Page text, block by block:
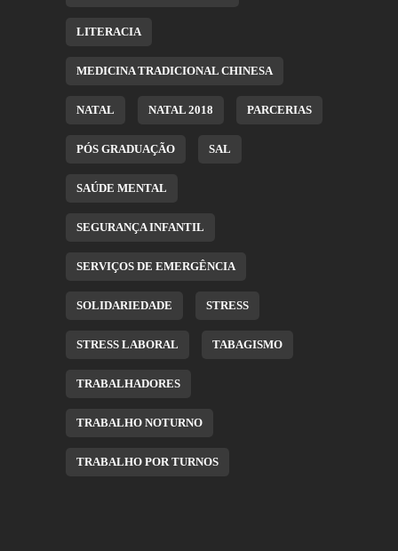
LITERACIA
MEDICINA TRADICIONAL CHINESA
NATAL NATAL 2018 PARCERIAS
PÓS GRADUAÇÃO SAL
SAÚDE MENTAL
SEGURANÇA INFANTIL
SERVIÇOS DE EMERGÊNCIA
SOLIDARIEDADE STRESS
STRESS LABORAL TABAGISMO
TRABALHADORES
TRABALHO NOTURNO
TRABALHO POR TURNOS